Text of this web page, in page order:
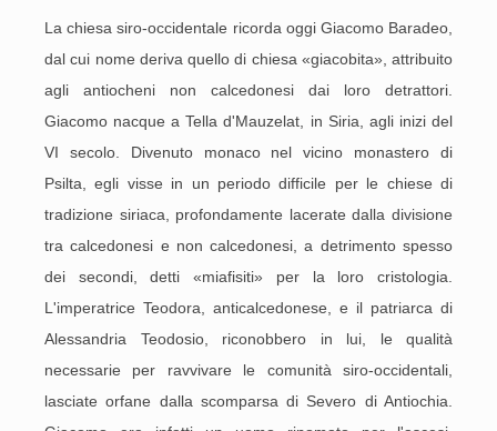
La chiesa siro-occidentale ricorda oggi Giacomo Baradeo,
dal cui nome deriva quello di chiesa «giacobita», attribuito
agli antiocheni non calcedonesi dai loro detrattori.
Giacomo nacque a Tella d'Mauzelat, in Siria, agli inizi del
VI secolo. Divenuto monaco nel vicino monastero di
Psilta, egli visse in un periodo difficile per le chiese di
tradizione siriaca, profondamente lacerate dalla divisione
tra calcedonesi e non calcedonesi, a detrimento spesso
dei secondi, detti «miafisiti» per la loro cristologia.
L'imperatrice Teodora, anticalcedonese, e il patriarca di
Alessandria Teodosio, riconobbero in lui, le qualità
necessarie per ravvivare le comunità siro-occidentali,
lasciate orfane dalla scomparsa di Severo di Antiochia.